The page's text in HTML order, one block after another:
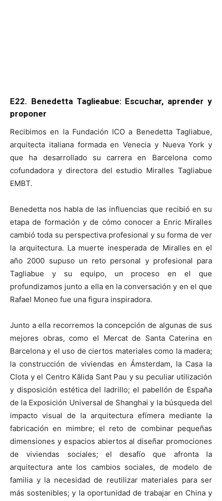
E22. Benedetta Taglieabue: Escuchar, aprender y
proponer
Recibimos en la Fundación ICO a Benedetta Tagliabue,
arquitecta italiana formada en Venecia y Nueva York y
que ha desarrollado su carrera en Barcelona como
cofundadora y directora del estudio Miralles Tagliabue
EMBT.
Benedetta nos habla de las influencias que recibió en su
etapa de formación y de cómo conocer a Enric Miralles
cambió toda su perspectiva profesional y su forma de ver
la arquitectura. La muerte inesperada de Miralles en el
año 2000 supuso un reto personal y profesional para
Tagliabue y su equipo, un proceso en el que
profundizamos junto a ella en la conversación y en el que
Rafael Moneo fue una figura inspiradora.
Junto a ella recorremos la concepción de algunas de sus
mejores obras, como el Mercat de Santa Caterina en
Barcelona y el uso de ciertos materiales como la madera;
la construcción de viviendas en Ámsterdam, la Casa la
Clota y el Centro Kālida Sant Pau y su peculiar utilización
y disposición estética del ladrillo; el pabellón de España
de la Exposición Universal de Shanghai y la búsqueda del
impacto visual de la arquitectura efímera mediante la
fabricación en mimbre; el reto de combinar pequeñas
dimensiones y espacios abiertos al diseñar promociones
de viviendas sociales; el desafío que afronta la
arquitectura ante los cambios sociales, de modelo de
familia y la necesidad de reutilizar materiales para ser
más sostenibles; y la oportunidad de trabajar en China y